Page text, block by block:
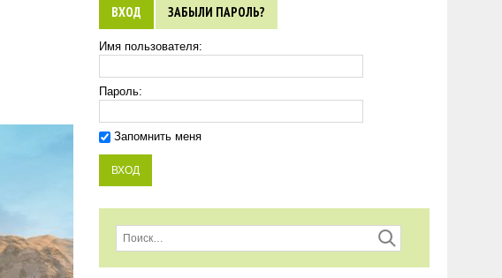
ВХОД ЗАБЫЛИ ПАРОЛЬ?
Имя пользователя:
Пароль:
Запомнить меня